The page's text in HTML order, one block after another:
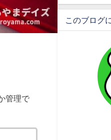
管理で
このブログ